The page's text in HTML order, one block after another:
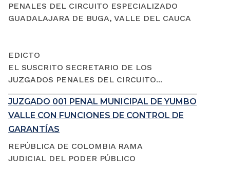
PENALES DEL CIRCUITO ESPECIALIZADO
GUADALAJARA DE BUGA, VALLE DEL CAUCA
EDICTO
EL SUSCRITO SECRETARIO DE LOS
JUZGADOS PENALES DEL CIRCUITO...
JUZGADO 001 PENAL MUNICIPAL DE YUMBO
VALLE CON FUNCIONES DE CONTROL DE
GARANTÍAS
REPÚBLICA DE COLOMBIA RAMA
JUDICIAL DEL PODER PÚBLICO